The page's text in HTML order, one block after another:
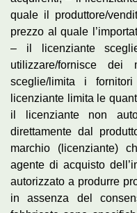
quale il produttore/
prezzo al quale
– il licenziante
utilizzare/fornisce
sceglie/limita i
licenziante limita le
il licenziante non
direttamente dal
marchio (licenziante)
agente di acquisto
autorizzato a produrre
in assenza del